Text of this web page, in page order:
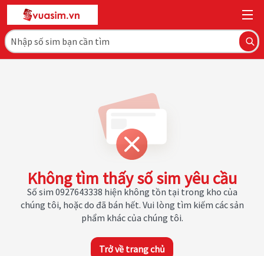
Không tìm thấy số sim yêu cầu
Số sim 0927643338 hiện không tồn tại trong kho của
chúng tôi, hoặc do đã bán hết. Vui lòng tìm kiếm các sản
phẩm khác của chúng tôi.
Trở về trang chủ